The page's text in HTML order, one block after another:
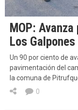
MOP:
Los
Un 90 por ciento de
pavimentación del
la comuna de
0